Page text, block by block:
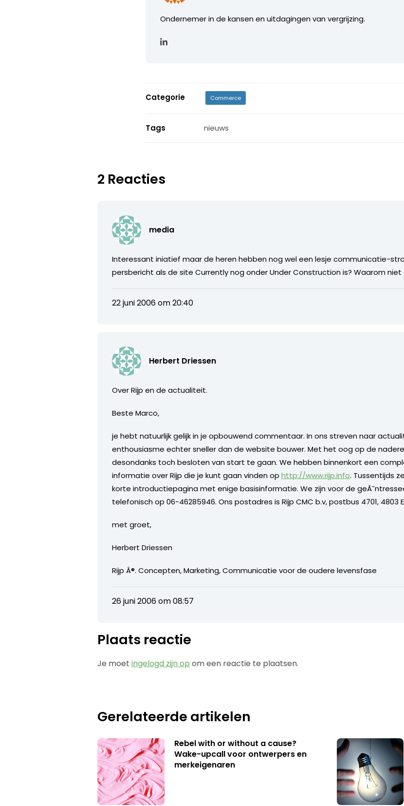
Ondernemer in de kansen en uitdagingen van vergrijzing.
Categorie Commerce
Tags nieuws
2 Reacties
media
Interessant iniatief maar de heren hebben nog wel een lesje communicatie-
persbericht als de site Currently nog onder Under Construction is? Waarom
22 juni 2006 om 20:40
Herbert Driessen
Over Rijp en de actualiteit.
Beste Marco,
je hebt natuurlijk gelijk in je opbouwend commentaar. In ons streven naar
enthousiasme echter sneller dan de website bouwer. Met het oog op de
desondanks toch besloten van start te gaan. We hebben binnenkort een
informatie over Rijp die je kunt gaan vinden ophttp://www.rijp.info. Tussentijds
korte introductiepagina met enige basisinformatie. We zijn voor de
telefonisch op 06-46285946. Ons postadres is Rijp CMC b.v, postbus 4701, 4803
met groet,
Herbert Driessen
Rijp Â®. Concepten, Marketing, Communicatie voor de oudere levensfase
26 juni 2006 om 08:57
Plaats reactie
Je moetingelogd zijn op om een reactie te plaatsen.
Gerelateerde artikelen
Rebel with or without a cause?
Wake-upcall voor ontwerpers en
merkeigenaren